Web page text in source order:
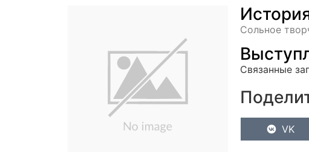
Сольное
Связанные
VK